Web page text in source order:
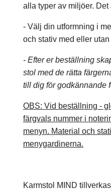
alla typer av miljöer.
- Välj din utformning i
och stativ med eller utan
- Efter er beställning
stol med de rätta
till dig för godkännande
OBS: Vid beställning -
färgvals nummer i
menyn. Material och
menygardinerna.
Karmstol MIND